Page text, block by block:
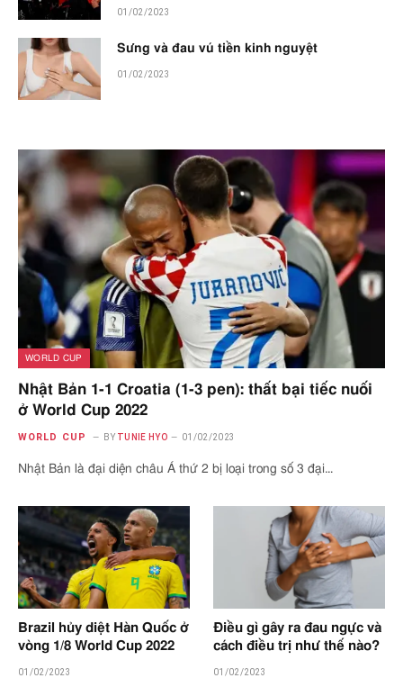
01/02/2023
Sưng và đau vú tiền kinh nguyệt
01/02/2023
WORLD CUP
Nhật Bản 1-1 Croatia (1-3 pen): thất bại tiếc nuối
ở World Cup 2022
WORLD CUP BY TUNIE HYO 01/02/2023
Nhật Bản là đại diện châu Á thứ 2 bị loại trong số 3 đại…
Brazil hủy diệt Hàn Quốc ở
vòng 1/8 World Cup 2022
01/02/2023
Điều gì gây ra đau ngực và
cách điều trị như thế nào?
01/02/2023